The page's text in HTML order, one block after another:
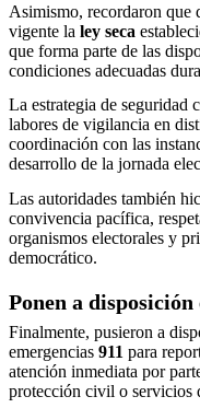
Asimismo, recordaron que
vigente la ley seca
que forma parte de las
condiciones adecuadas
La estrategia de seguridad
labores de vigilancia en
coordinación con las
desarrollo de la jornada
Las autoridades también
convivencia pacífica,
organismos electorales y
democrático.
Ponen a disposición
Finalmente, pusieron a
emergencias 911 para
atención inmediata por
protección civil o servicios